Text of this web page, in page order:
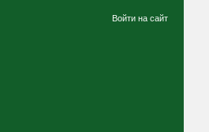
Войти на сайт